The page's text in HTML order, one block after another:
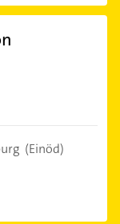
(Einöd)